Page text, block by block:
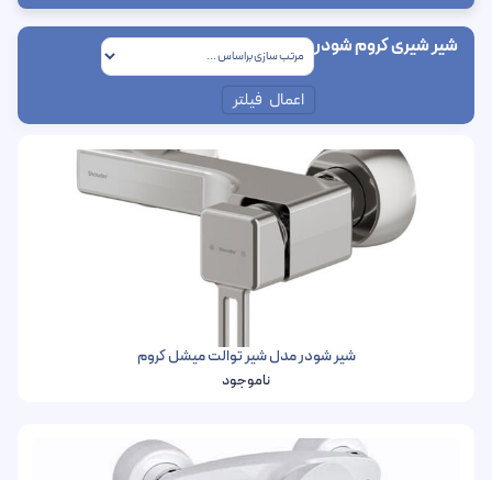
شیر شیری کروم شودر
اعمال فیلتر
شیر شودر مدل شیر توالت میشل کروم
ناموجود